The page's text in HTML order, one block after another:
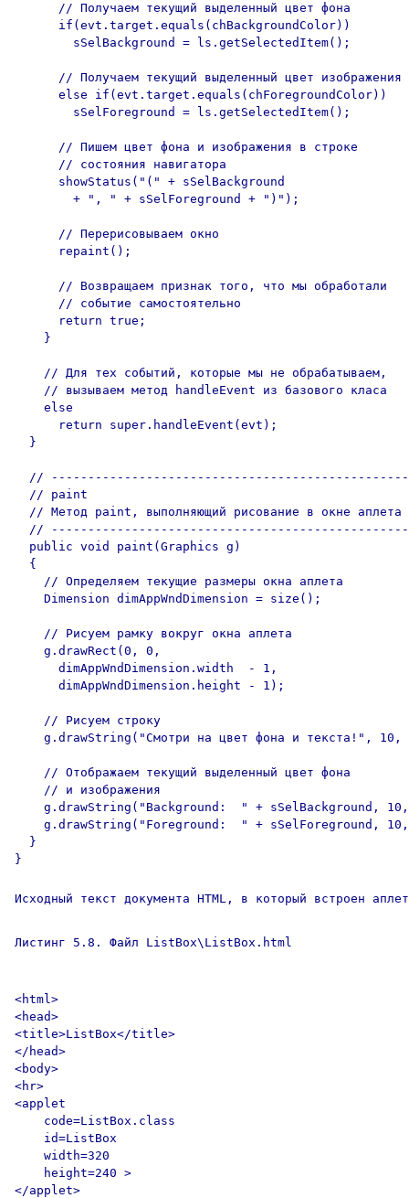
      // Получаем текущий выделенный цвет фона
      if(evt.target.equals(chBackgroundColor))
        sSelBackground = ls.getSelectedItem();
      // Получаем текущий выделенный цвет изображения
      else if(evt.target.equals(chForegroundColor))
        sSelForeground = ls.getSelectedItem();
      // Пишем цвет фона и изображения в строке
      // состояния навигатора
      showStatus("(" + sSelBackground
        + ", " + sSelForeground + ")");
      // Перерисовываем окно
      repaint();
      // Возвращаем признак того, что мы обработали
      // событие самостоятельно
      return true;
    }
    // Для тех событий, которые мы не обрабатываем,
    // вызываем метод handleEvent из базового класа
    else
      return super.handleEvent(evt);
  }
//
  // paint
  // Метод paint, выполняющий рисование в окне аплета
//
  public void paint(Graphics g)
  {
    // Определяем текущие размеры окна аплета
    Dimension dimAppWndDimension = size();
    // Рисуем рамку вокруг окна аплета
    g.drawRect(0, 0,
      dimAppWndDimension.width  - 1,
      dimAppWndDimension.height - 1);
    // Рисуем строку
g.drawString("Смотри на цвет фона и текста!", 10,
    // Отображаем текущий выделенный цвет фона
    // и изображения
g.drawString("Background:  " + sSelBackground,
g.drawString("Foreground:  " + sSelForeground,
  }
}
Исходный текст документа HTML, в который встроен
Листинг 5.8. Файл ListBox\ListBox.html
<html>
<head>
<title>ListBox</title>
</head>
<body>
<hr>
<applet
    code=ListBox.class
    id=ListBox
    width=320
    height=240 >
</applet>